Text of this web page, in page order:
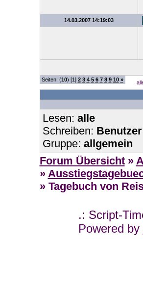
14.03.2007 14:19:03
Seiten: (10) [1] 2 3 4 5 6 7 8 9 10 »
Lesen: alle
Schreiben: Benutzer
Gruppe: allgemein
Forum Übersicht »
»
» Tagebuch von
.: Script-
Powered by